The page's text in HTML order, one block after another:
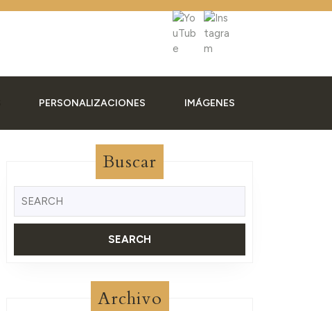
PERSONALIZACIONES IMÁGENES
Buscar
Archivo